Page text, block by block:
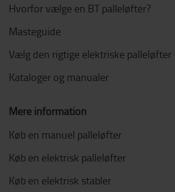
Hvorfor vælge en BT palleløfter?
Masteguide
Vælg den rigtige elektriske palleløfter
Kataloger og manualer
Mere information
Køb en manuel palleløfter
Køb en elektrisk palleløfter
Køb en elektrisk stabler